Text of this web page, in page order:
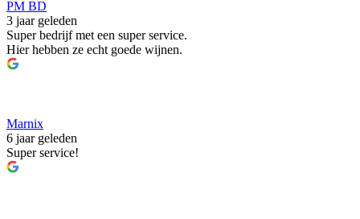
PM BD
3 jaar geleden
Super bedrijf met een super service.
Hier hebben ze echt goede wijnen.
Marnix
6 jaar geleden
Super service!